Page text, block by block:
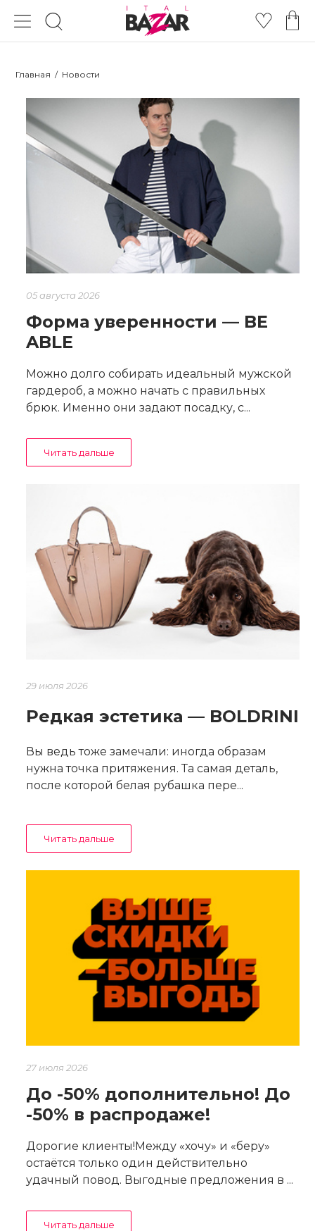
Главная / Новости
05 августа 2026
Форма уверенности — BE
ABLE
Можно долго собирать идеальный мужской
гардероб, а можно начать с правильных
брюк. Именно они задают посадку, с...
Читать дальше
29 июля 2026
Редкая эстетика — BOLDRINI
Вы ведь тоже замечали: иногда образам
нужна точка притяжения. Та самая деталь,
после которой белая рубашка пере...
Читать дальше
27 июля 2026
До -50% дополнительно! До
-50% в распродаже!
Дорогие клиенты!Между «хочу» и «беру»
остаётся только один действительно
удачный повод. Выгодные предложения в ...
Читать дальше